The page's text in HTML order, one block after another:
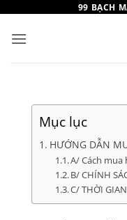
nội
dung
99 BẠCH
Mục lục
HƯỚNG DẪN
A/ Cách mua
B/ CHÍNH
C/ THỜI